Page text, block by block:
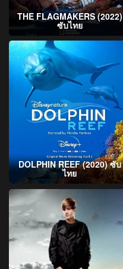
THE FLAGMAKERS (2022)
ซับไทย
DOLPHIN REEF (2020) ซับ
ไทย